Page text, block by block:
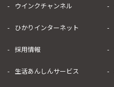
ウインクチャンネル
ひかりインターネット
採用情報
生活あんしんサービス